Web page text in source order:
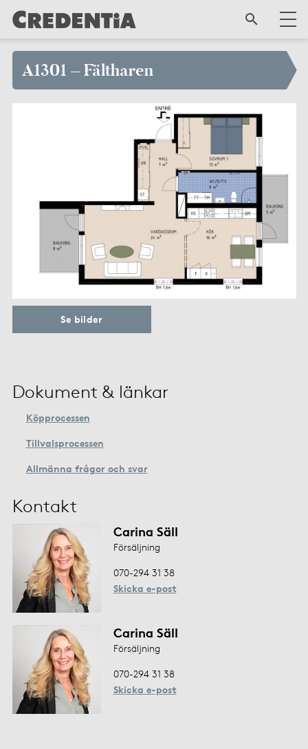
A1301 – Fältharen
Se bilder
Dokument & länkar
Köpprocessen
Tillvalsprocessen
Allmänna frågor och svar
Kontakt
Carina Säll
Försäljning
070-294 31 38
Skicka e-post
Carina Säll
Försäljning
070-294 31 38
Skicka e-post